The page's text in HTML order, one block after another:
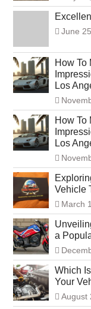
June
How To
Los
How To
Los
Vehicle
March
a
Which
Your
August